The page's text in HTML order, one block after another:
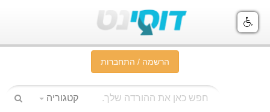
הרשמה / התחברות
קטגוריה